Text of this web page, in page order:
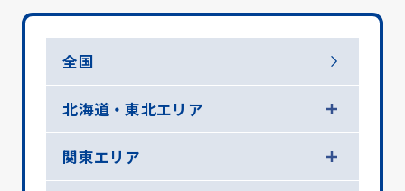
全国
北海道・東北エリア
関東エリア